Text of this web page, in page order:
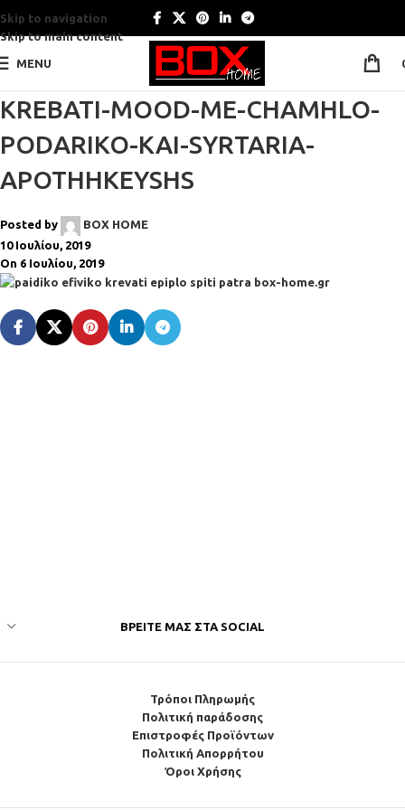
Skip to navigation
Skip to main content
MENU
KREBATI-MOOD-ME-CHAMHLO-
PODARIKO-KAI-SYRTARIA-
APOTHHKEYSHS
Posted by
BOX HOME
10 Ιουλίου, 2019
On 6 Ιουλίου, 2019
ΒΡΕΊΤΕ ΜΑΣ ΣΤΑ SOCIAL
Τρόποι Πληρωμής
Πολιτική παράδοσης
Επιστροφές Προϊόντων
Πολιτική Απορρήτου
Όροι Χρήσης